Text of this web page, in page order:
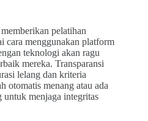
pelatihan
cara menggunakan platform
teknologi akan ragu
mereka. Transparansi
lelang dan kriteria
otomatis menang atau ada
untuk menjaga integritas